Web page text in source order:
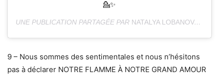
💁✨
UNE PUBLICATION PARTAGÉE PAR NATALYA LOBANOVA
9 – Nous sommes des sentimentales et nous n’hésitons
pas à déclarer NOTRE FLAMME À NOTRE GRAND AMOUR